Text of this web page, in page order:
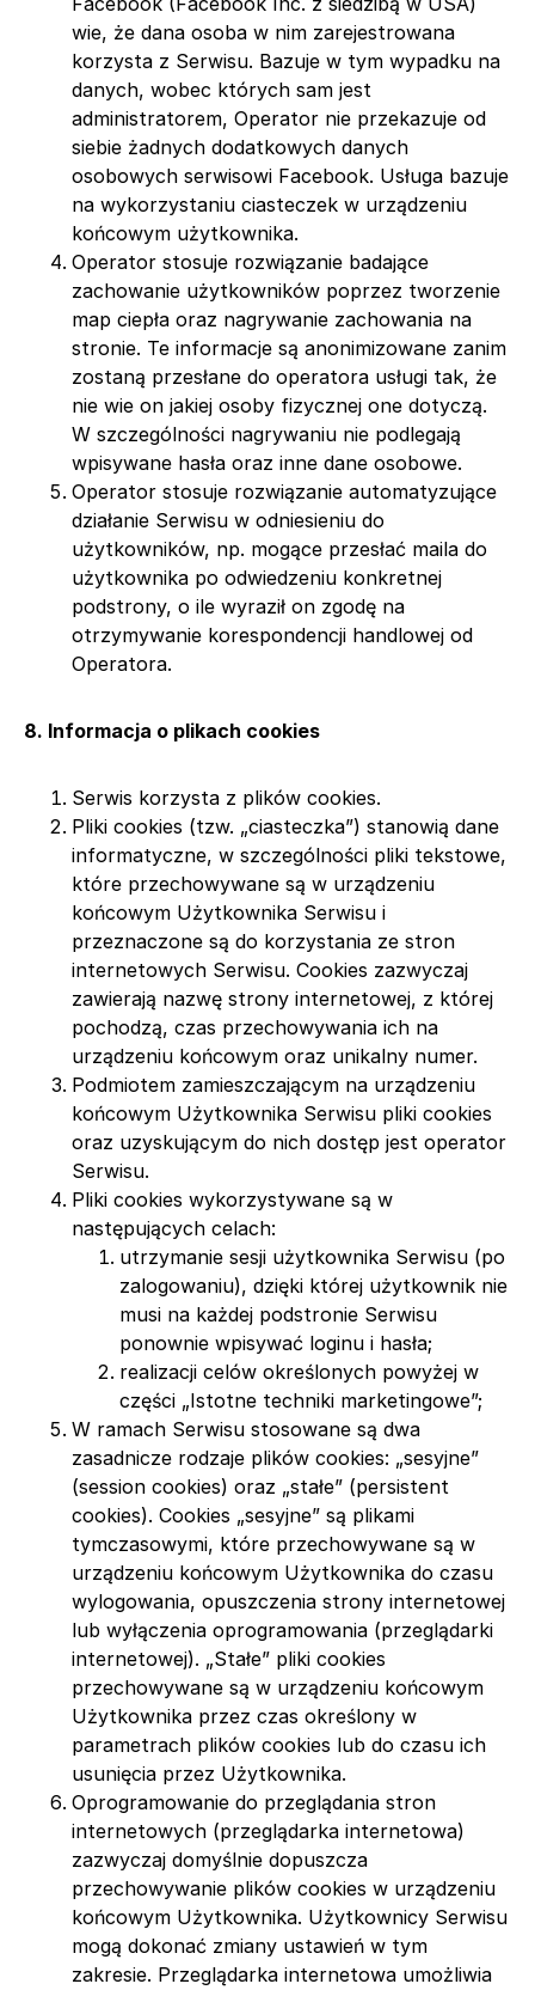
wie, że dana osoba w nim zarejestrowana
korzysta z Serwisu. Bazuje w tym wypadku na
danych, wobec których sam jest
administratorem, Operator nie przekazuje od
siebie żadnych dodatkowych danych
osobowych serwisowi Facebook. Usługa bazuje
na wykorzystaniu ciasteczek w urządzeniu
końcowym użytkownika.
Operator stosuje rozwiązanie badające
zachowanie użytkowników poprzez tworzenie
map ciepła oraz nagrywanie zachowania na
stronie. Te informacje są anonimizowane zanim
zostaną przesłane do operatora usługi tak, że
nie wie on jakiej osoby fizycznej one dotyczą.
W szczególności nagrywaniu nie podlegają
wpisywane hasła oraz inne dane osobowe.
Operator stosuje rozwiązanie automatyzujące
działanie Serwisu w odniesieniu do
użytkowników, np. mogące przesłać maila do
użytkownika po odwiedzeniu konkretnej
podstrony, o ile wyraził on zgodę na
otrzymywanie korespondencji handlowej od
Operatora.
8. Informacja o plikach cookies
Serwis korzysta z plików cookies.
Pliki cookies (tzw. „ciasteczka”) stanowią dane
informatyczne, w szczególności pliki tekstowe,
które przechowywane są w urządzeniu
końcowym Użytkownika Serwisu i
przeznaczone są do korzystania ze stron
internetowych Serwisu. Cookies zazwyczaj
zawierają nazwę strony internetowej, z której
pochodzą, czas przechowywania ich na
urządzeniu końcowym oraz unikalny numer.
Podmiotem zamieszczającym na urządzeniu
końcowym Użytkownika Serwisu pliki cookies
oraz uzyskującym do nich dostęp jest operator
Serwisu.
Pliki cookies wykorzystywane są w
następujących celach:
utrzymanie sesji użytkownika Serwisu (po
zalogowaniu), dzięki której użytkownik nie
musi na każdej podstronie Serwisu
ponownie wpisywać loginu i hasła;
realizacji celów określonych powyżej w
części „Istotne techniki marketingowe”;
W ramach Serwisu stosowane są dwa
zasadnicze rodzaje plików cookies: „sesyjne”
(session cookies) oraz „stałe” (persistent
cookies). Cookies „sesyjne” są plikami
tymczasowymi, które przechowywane są w
urządzeniu końcowym Użytkownika do czasu
wylogowania, opuszczenia strony internetowej
lub wyłączenia oprogramowania (przeglądarki
internetowej). „Stałe” pliki cookies
przechowywane są w urządzeniu końcowym
Użytkownika przez czas określony w
parametrach plików cookies lub do czasu ich
usunięcia przez Użytkownika.
Oprogramowanie do przeglądania stron
internetowych (przeglądarka internetowa)
zazwyczaj domyślnie dopuszcza
przechowywanie plików cookies w urządzeniu
końcowym Użytkownika. Użytkownicy Serwisu
mogą dokonać zmiany ustawień w tym
zakresie. Przeglądarka internetowa umożliwia